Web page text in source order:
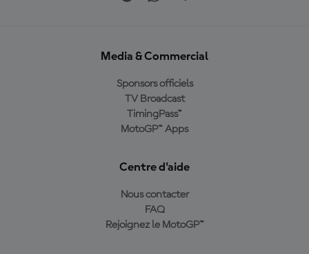
Media & Commercial
Sponsors officiels
TV Broadcast
TimingPass™
MotoGP™ Apps
Centre d'aide
Nous contacter
FAQ
Rejoignez le MotoGP™